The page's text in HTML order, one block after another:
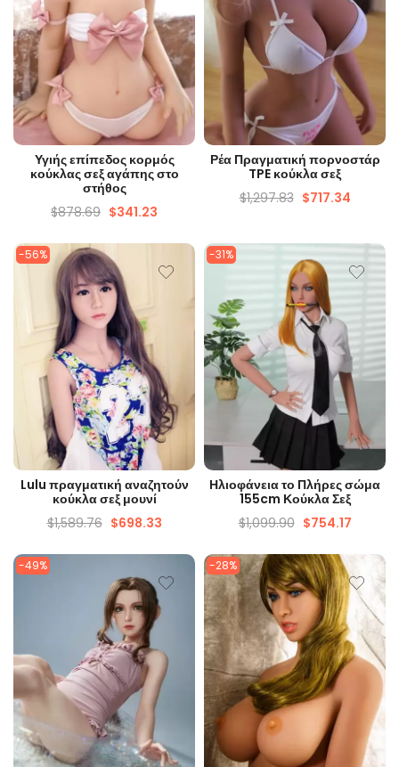
ΓΡΉΓΟΡΗ ΜΑΤΙΆ
Υγιής επίπεδος κορμός
κούκλας σεξ αγάπης στο
στήθος
$878.69 $341.23
ΓΡΉΓΟΡΗ ΜΑΤΙΆ
Ρέα Πραγματική πορνοστάρ
TPE κούκλα σεξ
$1,297.83 $717.34
-56%
ΓΡΉΓΟΡΗ ΜΑΤΙΆ
Lulu πραγματική αναζητούν
κούκλα σεξ μουνί
$1,589.76 $698.33
-31%
ΓΡΉΓΟΡΗ ΜΑΤΙΆ
Ηλιοφάνεια το Πλήρες σώμα
155cm Κούκλα Σεξ
$1,099.90 $754.17
-49% -28%